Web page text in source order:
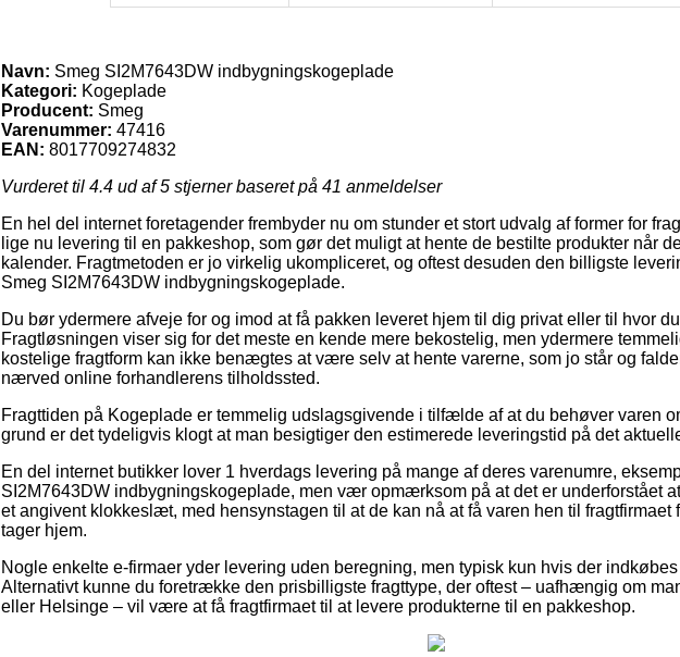
Navn: Smeg SI2M7643DW indbygningskogeplade
Kategori: Kogeplade
Producent: Smeg
Varenummer: 47416
EAN: 8017709274832
Vurderet til 4.4 ud af 5 stjerner baseret på 41 anmeldelser
En hel del internet foretagender frembyder nu om stunder et stort udvalg af former for
lige nu levering til en pakkeshop, som gør det muligt at hente de bestilte produkter når
kalender. Fragtmetoden er jo virkelig ukompliceret, og oftest desuden den billigste
Smeg SI2M7643DW indbygningskogeplade.
Du bør ydermere afveje for og imod at få pakken leveret hjem til dig privat eller til hvor
Fragtløsningen viser sig for det meste en kende mere bekostelig, men ydermere
kostelige fragtform kan ikke benægtes at være selv at hente varerne, som jo står og
nærved online forhandlerens tilholdssted.
Fragttiden på Kogeplade er temmelig udslagsgivende i tilfælde af at du behøver varen
grund er det tydeligvis klogt at man besigtiger den estimerede leveringstid på det
En del internet butikker lover 1 hverdags levering på mange af deres varenumre,
SI2M7643DW indbygningskogeplade, men vær opmærksom på at det er underforstået
et angivent klokkeslæt, med hensynstagen til at de kan nå at få varen hen til fragtfirmaet
tager hjem.
Nogle enkelte e-firmaer yder levering uden beregning, men typisk kun hvis der
Alternativt kunne du foretrække den prisbilligste fragttype, der oftest – uafhængig om
eller Helsinge – vil være at få fragtfirmaet til at levere produkterne til en pakkeshop.